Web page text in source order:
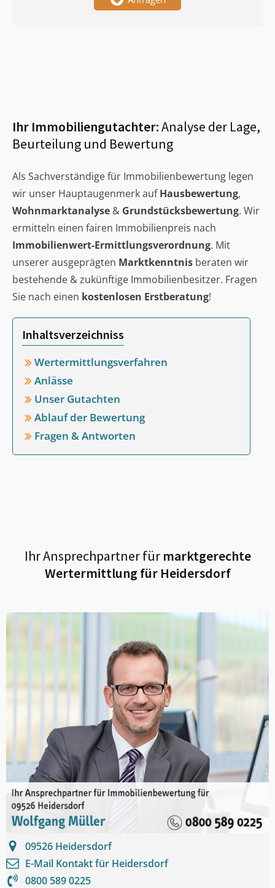
Ihr Immobiliengutachter:Analyse der Lage,
Beurteilung und Bewertung
Als Sachverständige für Immobilienbewertung legen
wir unser Hauptaugenmerk aufHausbewertung,
Wohnmarktanalyse & Grundstücksbewertung. Wir
ermitteln einen fairen Immobilienpreis nach
Immobilienwert-Ermittlungsverordnung. Mit
unserer ausgeprägten Marktkenntnis beraten wir
bestehende & zukünftige Immobilienbesitzer. Fragen
Sie nach einen kostenlosen Erstberatung!
Inhaltsverzeichniss
Wertermittlungsverfahren
Anlässe
Unser Gutachten
Ablauf der Bewertung
Fragen & Antworten
Ihr Ansprechpartner fürmarktgerechte
Wertermittlung für Heidersdorf
09526 Heidersdorf
E-Mail Kontakt für Heidersdorf
0800 589 0225